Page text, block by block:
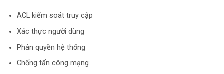
ACL kiểm soát truy cập
Xác thực người dùng
Phân quyền hệ thống
Chống tấn công mạng